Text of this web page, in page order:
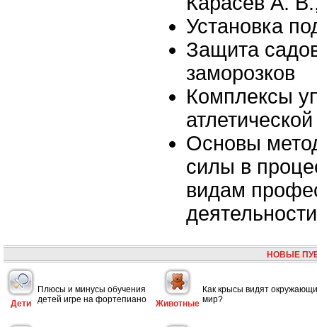
Установка
Защита
заморозков
Комплексы
Основы
силы в
видам
деятельности
НОВЫЕ
Дети
Плюсы и минусы обучения
детей игре на фортепиано
Животные
Как крысы видят
мир?